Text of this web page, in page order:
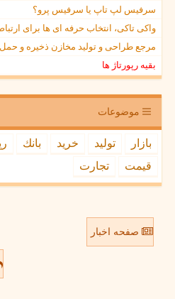
سرفیس لپ تاپ یا سرفیس پرو؟
واکی تاکی، انتخاب حرفه ای ها برای
مرجع طراحی و تولید مخازن ذخیره و
بقیه رپورتاژ ها
موضوعات
بازار تولید خرید بانك
قیمت
تجارت
صفحه اخبار